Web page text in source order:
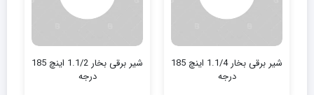
شیر برقی بخار 1.1/4 اینچ 185
درجه
شیر برقی بخار 1.1/2 اینچ 185
درجه